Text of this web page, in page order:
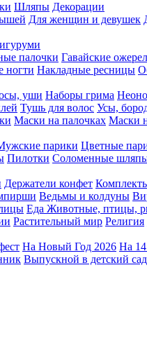
Шляпы Декорации
Для женщин и девушек
палочки Гавайские
ногти Накладные ресницы
уши Наборы грима
Тушь для волос Усы,
Маски на палочках Маски
парики Цветные
Пилотки Соломенные
Держатели конфет
Ведьмы и колдуны
Еда Животные, птицы,
Растительный мир Религия
На Новый Год 2026 На
Выпускной в детский сад